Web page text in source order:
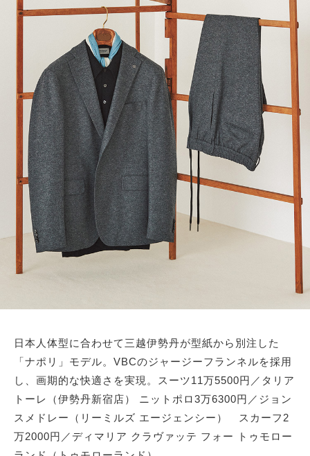
日本人体型に合わせて三越伊勢丹が型紙から別注した
「ナポリ」モデル。VBCのジャージーフランネルを採用
し、画期的な快適さを実現。スーツ11万5500円／タリア
トーレ（伊勢丹新宿店） ニットポロ3万6300円／ジョン
スメドレー（リーミルズ エージェンシー） スカーフ2
万2000円／ディマリア クラヴァッテ フォー トゥモロー
サイトマップ